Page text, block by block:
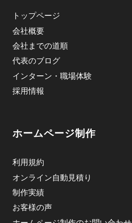
トップページ
会社概要
会社までの道順
代表のブログ
インターン・職場体験
採用情報
ホームページ制作
利用規約
オンライン自動見積り
制作実績
お客様の声